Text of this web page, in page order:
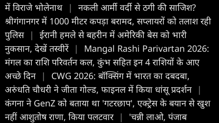
में विराजे भोलेनाथ
|
नकली आर्मी वर्दी से ठगी की साजिश?
श्रीगंगानगर में 1000 मीटर कपड़ा बरामद, सप्लायरों को तलाश रही
पुलिस |
ईरानी हमले से बहरीन में अमेरिकी बेस को भारी
नुकसान, देखें तस्वीरें |
Mangal Rashi Parivartan 2026:
मंगल का राशि परिवर्तन कल, कुंभ सहित इन 4 राशियों के आए
अच्छे दिन |
CWG 2026: बॉक्सिंग में भारत का दबदबा,
अरुंधति चौधरी ने जीता गोल्ड, फाइनल में किया धांसू प्रदर्शन |
कंगना ने GenZ को बताया था 'गटरछाप', एक्ट्रेस के बयान से खुश
नहीं आशुतोष राणा, किया पलटवार |
'चन्नी लाओ, पंजाब